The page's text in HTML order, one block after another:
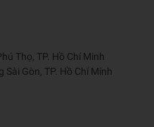
Thọ, TP. Hồ Chí Minh
Gòn, TP. Hồ Chí Minh